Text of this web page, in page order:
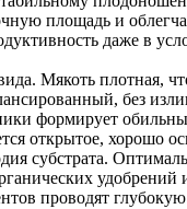
площадь и
даже в
Мякоть плотная,
без
формирует
открытое, хорошо
субстрата.
проводят